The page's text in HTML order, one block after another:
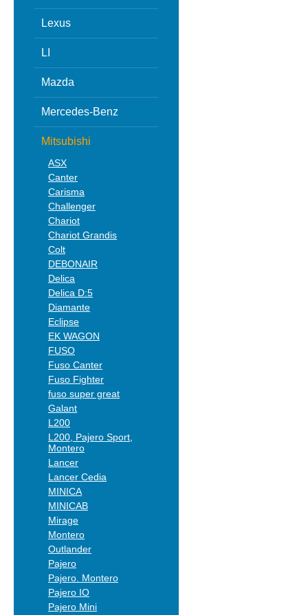
Lexus
LI
Mazda
Mercedes-Benz
Mitsubishi
ASX
Canter
Carisma
Challenger
Chariot
Chariot Grandis
Colt
DEBONAIR
Delica
Delica D:5
Diamante
Eclipse
EK WAGON
FUSO
Fuso Canter
Fuso Fighter
fuso super great
Galant
L200
L200, Pajero Sport,
Montero
Lancer
Lancer Cedia
MINICA
MINICAB
Mirage
Montero
Outlander
Pajero
Pajero. Montero
Pajero IO
Pajero Mini